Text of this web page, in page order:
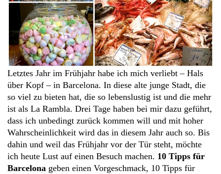
Letztes Jahr im Frühjahr habe ich mich verliebt – Hals
über Kopf – in Barcelona. In diese alte junge Stadt, die
so viel zu bieten hat, die so lebenslustig ist und die mehr
ist als La Rambla. Drei Tage haben bei mir dazu geführt,
dass ich unbedingt zurück kommen will und mit hoher
Wahrscheinlichkeit wird das in diesem Jahr auch so. Bis
dahin und weil das Frühjahr vor der Tür steht, möchte
ich heute Lust auf einen Besuch machen. 10 Tipps für
Barcelona geben einen Vorgeschmack, 10 Tipps für